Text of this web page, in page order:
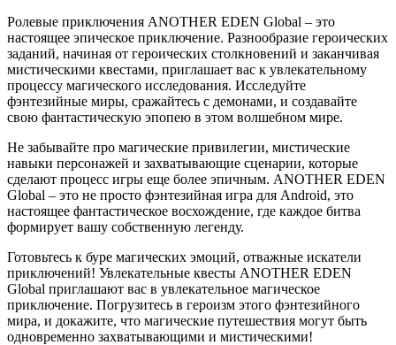
Ролевые приключения ANOTHER EDEN Global – это
настоящее эпическое приключение. Разнообразие героических
заданий, начиная от героических столкновений и заканчивая
мистическими квестами, приглашает вас к увлекательному
процессу магического исследования. Исследуйте
фэнтезийные миры, сражайтесь с демонами, и создавайте
свою фантастическую эпопею в этом волшебном мире.
Не забывайте про магические привилегии, мистические
навыки персонажей и захватывающие сценарии, которые
сделают процесс игры еще более эпичным. ANOTHER EDEN
Global – это не просто фэнтезийная игра для Android, это
настоящее фантастическое восхождение, где каждое битва
формирует вашу собственную легенду.
Готовьтесь к буре магических эмоций, отважные искатели
приключений! Увлекательные квесты ANOTHER EDEN
Global приглашают вас в увлекательное магическое
приключение. Погрузитесь в героизм этого фэнтезийного
мира, и докажите, что магические путешествия могут быть
одновременно захватывающими и мистическими!